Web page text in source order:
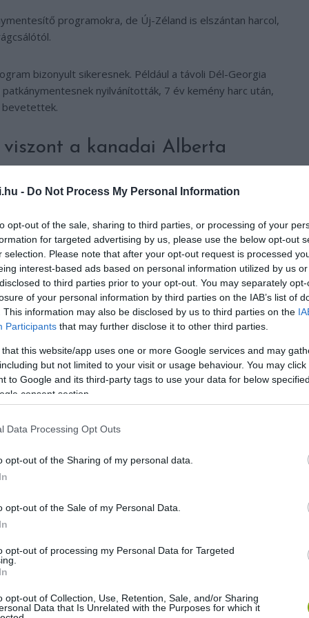
- Do Not Process My Personal Information
opt-out of the sale, sharing to third parties, or processing of your
for targeted advertising by us, please use the below opt-out
selection. Please note that after your opt-out request is processed
interest-based ads based on personal information utilized by us
to third parties prior to your opt-out. You may separately
of your personal information by third parties on the IAB’s list of
This information may also be disclosed by us to third parties on the
Participants that may further disclose it to other third parties.
that this website/app uses one or more Google services and may
but not limited to your visit or usage behaviour. You may
to Google and its third-party tags to use your data for below
consent section.
Data Processing Opt Outs
opt-out of the Sharing of my personal data.
opt-out of the Sale of my Personal Data.
opt-out of processing my Personal Data for Targeted
opt-out of Collection, Use, Retention, Sale, and/or Sharing
Data that Is Unrelated with the Purposes for which it
programokra, de Új-Zéland is elszántan harcol,
bizonyult sikeresnek. Például a távoli Dél-Georgia
nyilvánították, 7 év kemény harc után,
bevetettek.
a kanadai Alberta
patkány, megvédték a körben található hegyek, sziklák,
tartományból átkerült az első egyed, és
működésbe lépett, felállítottak egy megfigyelt
a lakosságot is rendszeresen oktatták, tájékoztatták a
már 30 fertőzést jelentettek a keleti határnál, 1952-
bizonyultak a rágcsálók. Az első évben egy nagyon
alternatívára váltottak. 1963-ban nagy segítséget
így kevesebb állat került át Alberta-ba. 2002-ben
és 2002 és 2007 között is mindössze 2 esetet
kontroll alatt van.